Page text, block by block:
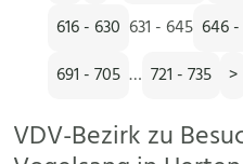
616 - 630 631 - 645 646
691 - 705 … 721 - 735 >
VDV-Bezirk zu